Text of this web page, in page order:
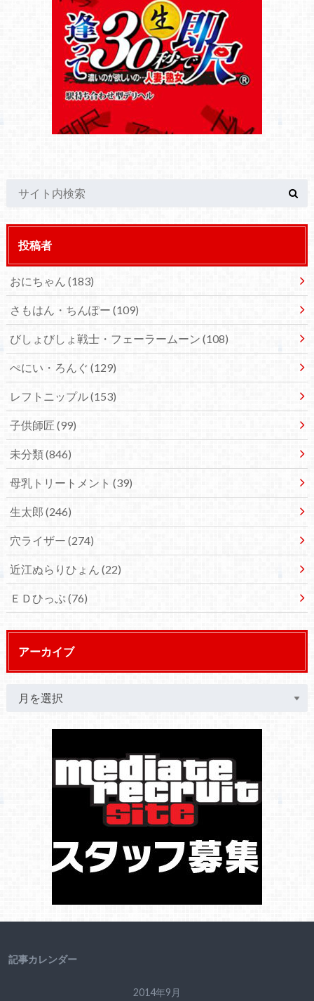
投稿者
おにちゃん (183)
さもはん・ちんぽー (109)
びしょびしょ戦士・フェーラームーン (108)
ぺにい・ろんぐ (129)
レフトニップル(153)
子供師匠 (99)
未分類(846)
母乳トリートメント (39)
生太郎 (246)
穴ライザー (274)
近江ぬらりひょん (22)
ＥＤひっぷ(76)
アーカイブ
記事カレンダー
2014年9月